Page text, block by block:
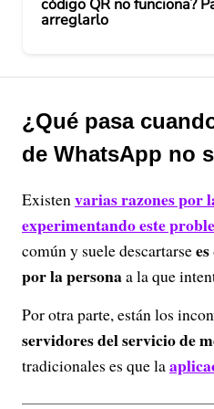
código QR no funciona?
arreglarlo
¿Qué pasa
de WhatsApp no
Existenvarias razones por
experimentando este
común y suele descartarse
por la personaa la que
Por otra parte, están los
servidores del servicio de
tradicionales es que la